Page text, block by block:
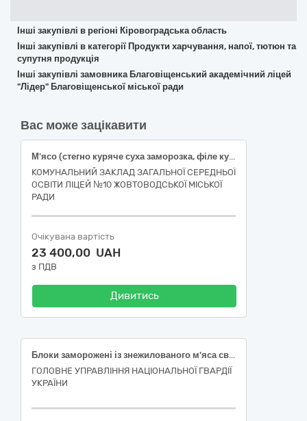
Інші закупівлі в регіоні Кіровоградська область
Інші закупівлі в категорії Продукти харчування, напої, тютюн та
супутня продукція
Інші закупівлі замовника Благовіщенський академічний ліцей
"Лідер" Благовіщенської міської ради
Вас може зацікавити
М'ясо (стегно куряче суха заморозка, філе куряче суха заморозка, свинина охолоджена, без кістки.)
КОМУНАЛЬНИЙ ЗАКЛАД ЗАГАЛЬНОЇ СЕРЕДНЬОЇ
ОСВІТИ ЛІЦЕЙ №10 ЖОВТОВОДСЬКОЇ МІСЬКОЇ
РАДИ
Очікувана вартість
23 400,00 UAH
з ПДВ
Дивитись
Блоки заморожені із знежилованого м'яса свинини нежирні
ГОЛОВНЕ УПРАВЛІННЯ НАЦІОНАЛЬНОЇ ГВАРДІЇ
УКРАЇНИ